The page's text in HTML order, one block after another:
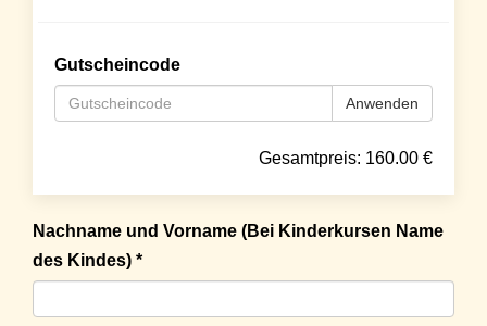
Gutscheincode
Anwenden
Gesamtpreis: 160.00 €
Nachname und Vorname (Bei Kinderkursen Name
des Kindes) *